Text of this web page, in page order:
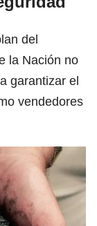
del
la Nación no
garantizar el
vendedores